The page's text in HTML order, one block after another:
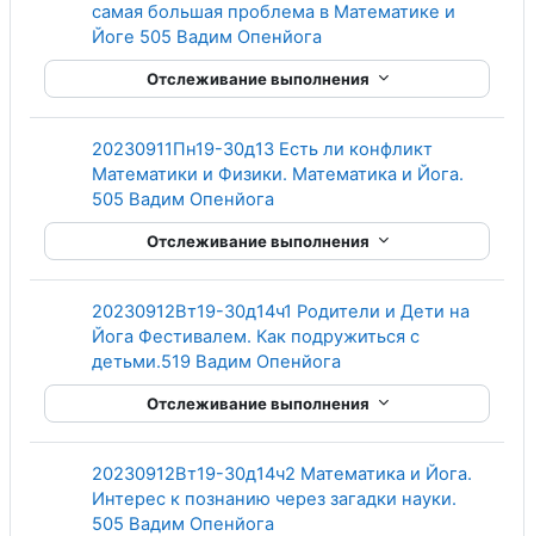
самая большая проблема в Математике и
Йоге 505 Вадим ОпенйогаГиперссылка
Отслеживание выполнения
20230911Пн19-30д13 Есть ли конфликт
Математики и Физики. Математика и Йога.
505 Вадим ОпенйогаГиперссылка
Отслеживание выполнения
20230912Вт19-30д14ч1 Родители и Дети на
Йога Фестивалем. Как подружиться с
детьми.519 Вадим ОпенйогаГиперссылка
Отслеживание выполнения
20230912Вт19-30д14ч2 Математика и Йога.
Интерес к познанию через загадки науки.
505 Вадим ОпенйогаГиперссылка